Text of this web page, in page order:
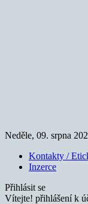
Neděle, 09. srpna
Kontakty /
Inzerce
Přihlásit se
Vítejte! přihlášení k